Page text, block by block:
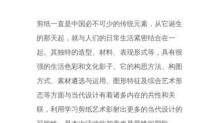
剪纸一直是中国必不可少的传统元素，从它诞生
的那天起，就与人们的日常生活紧密结合在一
起。其独特的造型、材料、表现形式等，具有很
强的生活色彩和文化影子。它的构思方法、构图
方式、素材遴选与运用、图形特征及综合艺术形
态等方面与当代设计有着诸多内在的共性和关
联，利用学习剪纸艺术影射出更多的当代设计的